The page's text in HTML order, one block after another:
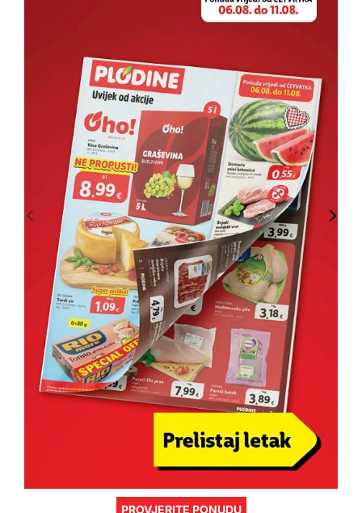
PROVJERITE PONUDU